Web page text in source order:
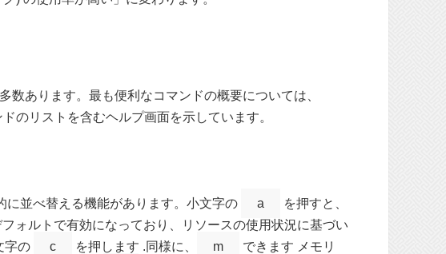
あります。最も便利なコマンドの概要については、
のリストを含むヘルプ画面を示しています。
並べ替える機能があります。小文字の
a
を押すと、
ォルトで有効になっており、リソースの使用状況に基づい
字の
c を押します .同様に、 m
できます メモリ